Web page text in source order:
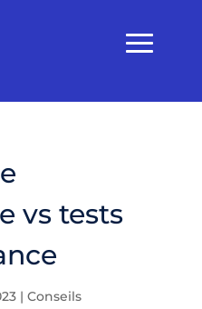
vs tests
| Conseils